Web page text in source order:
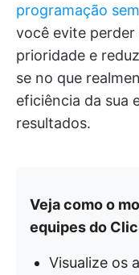
programação
você evite
prioridade e
se no que
eficiência da sua
resultados.
Veja como o
equipes do
Visualize os